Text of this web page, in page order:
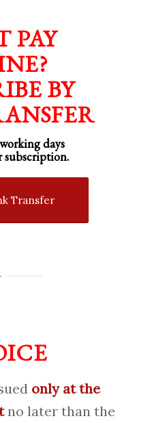
PAY
BY
days
subscription.
Transfer
only at the
no later than the